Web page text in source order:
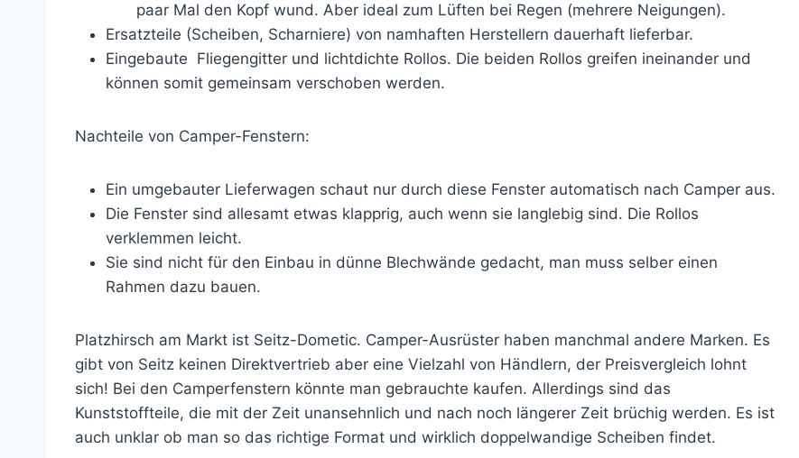
paar Mal den Kopf wund. Aber ideal zum Lüften bei Regen (mehrere Neigungen).
Ersatzteile (Scheiben, Scharniere) von namhaften Herstellern dauerhaft lieferbar.
Eingebaute Fliegengitter und lichtdichte Rollos. Die beiden Rollos greifen ineinander und
können somit gemeinsam verschoben werden.
Nachteile von Camper-Fenstern:
Ein umgebauter Lieferwagen schaut nur durch diese Fenster automatisch nach Camper aus.
Die Fenster sind allesamt etwas klapprig, auch wenn sie langlebig sind. Die Rollos
verklemmen leicht.
Sie sind nicht für den Einbau in dünne Blechwände gedacht, man muss selber einen
Rahmen dazu bauen.
Platzhirsch am Markt ist Seitz-Dometic. Camper-Ausrüster haben manchmal andere Marken. Es
gibt von Seitz keinen Direktvertrieb aber eine Vielzahl von Händlern, der Preisvergleich lohnt
sich! Bei den Camperfenstern könnte man gebrauchte kaufen. Allerdings sind das
Kunststoffteile, die mit der Zeit unansehnlich und nach noch längerer Zeit brüchig werden. Es ist
auch unklar ob man so das richtige Format und wirklich doppelwandige Scheiben findet.